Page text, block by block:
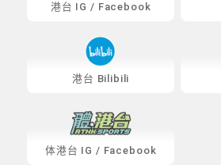
港台 IG / Facebook
港台 Bilibili
体港台 IG / Facebook